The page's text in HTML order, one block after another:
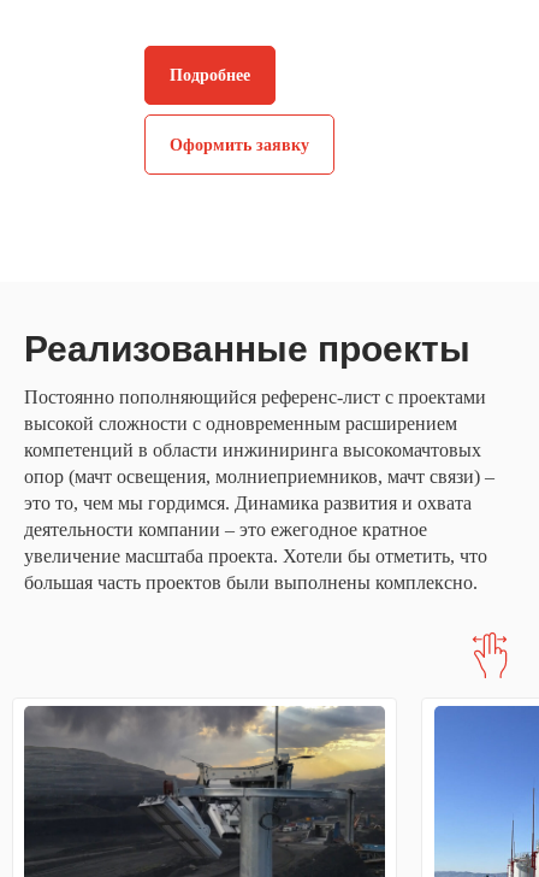
Подробнее
Оформить заявку
Реализованные проекты
Постоянно пополняющийся референс-лист с проектами
высокой сложности с одновременным расширением
компетенций в области инжиниринга высокомачтовых
опор (мачт освещения, молниеприемников, мачт связи) –
это то, чем мы гордимся. Динамика развития и охвата
деятельности компании – это ежегодное кратное
увеличение масштаба проекта. Хотели бы отметить, что
большая часть проектов были выполнены комплексно.